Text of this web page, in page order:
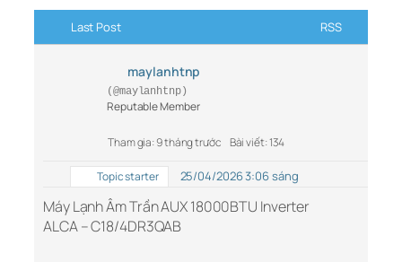
Last Post RSS
maylanhtnp
(@maylanhtnp)
Reputable Member
Tham gia: 9 tháng trước Bài viết: 134
Topic starter 25/04/2026 3:06 sáng
Máy Lạnh Âm Trần AUX 18000BTU Inverter
ALCA – C18/4DR3QAB